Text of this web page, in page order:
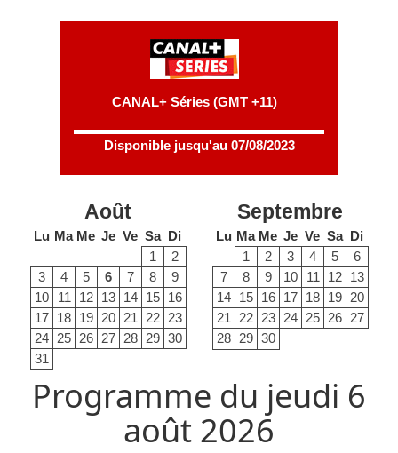
CANAL+ Séries (GMT +11)
Disponible jusqu'au 07/08/2023
Août
Lu Ma Me Je Ve Sa Di
1
2
3
4 5 6 7 8
9
10
11 12 13 14 15 16
17 18 19 20 21 22 23
24 25 26 27 28 29 30
31
Septembre
Lu Ma Me Je Ve Sa Di
1
2 3 4 5
6
7
8 9 10 11 12 13
14 15 16 17 18 19 20
21
22 23 24 25 26 27
28 29 30
Programme du jeudi 6
août 2026